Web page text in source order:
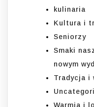
kulinaria
Kultura i
Seniorzy
Smaki
nowym
Tradycja i
Warmia i